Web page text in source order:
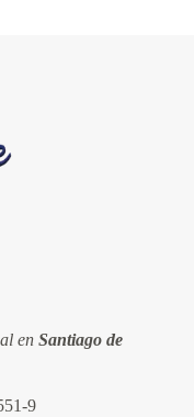
enSantiago de
9